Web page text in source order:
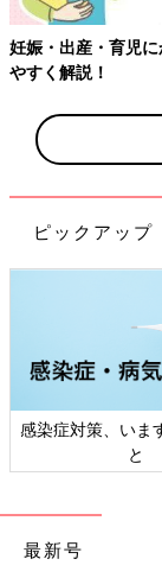
妊娠・出産・育児
やすく解説！
ピックアップ
感染症対策、いま
と
最新号